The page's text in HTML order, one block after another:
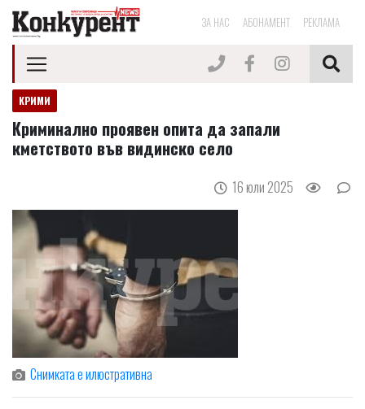
ЗА НАС АБОНАМЕНТ РЕКЛАМА
КРИМИ
Криминално проявен опита да запали
кметството във видинско село
16 юли 2025
Снимката е илюстративна